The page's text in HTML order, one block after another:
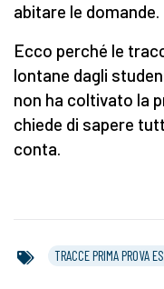
abitare le domande.
Ecco perché le
lontane dagli
non ha coltivato la
chiede di sapere
conta.
TRACCE PRIMA PROVA